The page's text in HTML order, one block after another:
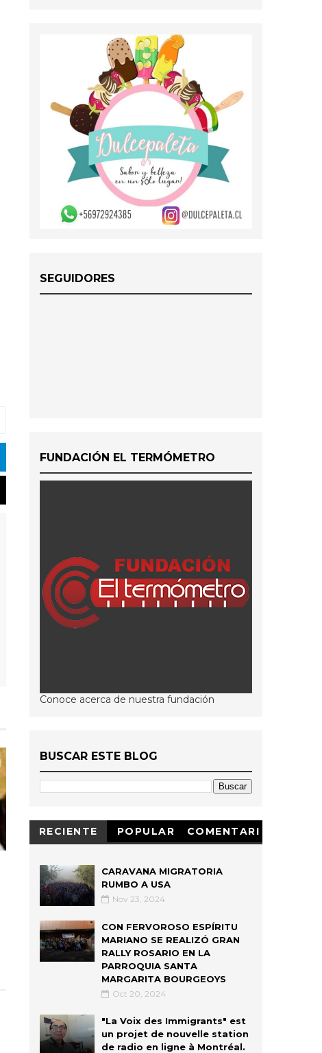
SEGUIDORES
FUNDACIÓN EL TERMÓMETRO
Conoce acerca de nuestra fundación
BUSCAR ESTE BLOG
RECIENTE POPULAR
COMENTARI
CARAVANA MIGRATORIA
RUMBO A USA
Nov 23, 2024
CON FERVOROSO ESPÍRITU
MARIANO SE REALIZÓ GRAN
RALLY ROSARIO EN LA
PARROQUIA SANTA
MARGARITA BOURGEOYS
Oct 20, 2024
"La Voix des Immigrants" est
un projet de nouvelle station
de radio en ligne à Montréal.